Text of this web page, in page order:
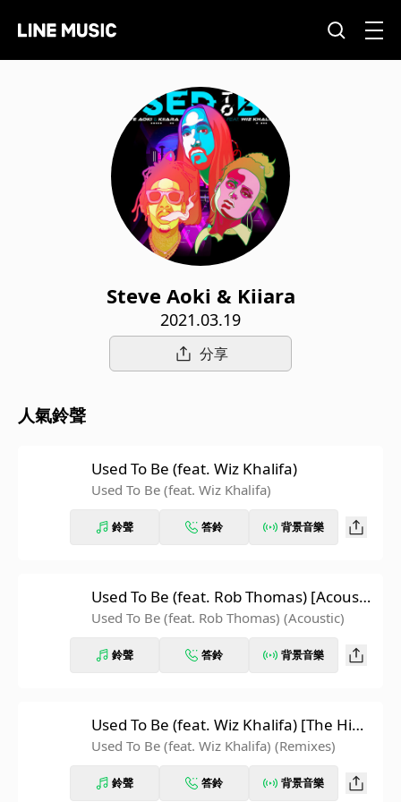
Steve Aoki & Kiiara
2021.03.19
分享
人氣鈴聲
Used To Be (feat. Wiz Khalifa)
Used To Be (feat. Wiz Khalifa)
鈴聲 答鈴 背景音樂
Used To Be (feat. Rob Thomas) [Acousti
c]
Used To Be (feat. Rob Thomas) (Acoustic)
鈴聲 答鈴 背景音樂
Used To Be (feat. Wiz Khalifa) [The Him
Remix]
Used To Be (feat. Wiz Khalifa) (Remixes)
鈴聲 答鈴 背景音樂